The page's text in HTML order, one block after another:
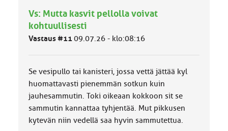
ä
l
o
a
:
Vs: Mutta kasvit pellolla voivat
kohtuullisesti
Vastaus #1109.07.26 - klo:08:16
Se vesipullo tai kanisteri, jossa vettä jättää kyl
huomattavasti pienemmän sotkun kuin
jauhesammutin. Toki oikeaan kokkoon sit se
sammutin kannattaa tyhjentää. Mut pikkusen
kytevän niin vedellä saa hyvin sammutettua.